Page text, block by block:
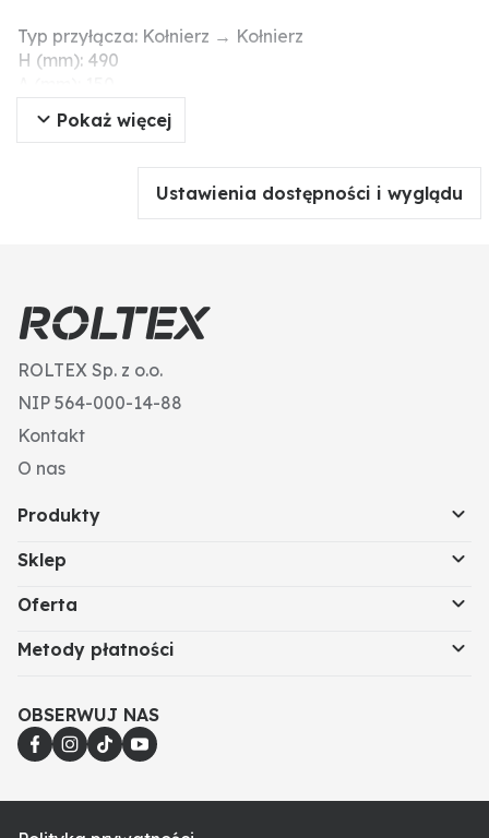
Typ przyłącza: Kołnierz → Kołnierz
H (mm): 490
Zakres temperatury (°C): -20°C → +90°C
Obsługa zasuwy: bez
Szerokość nominalna/cale: 6"
Ø (mm): 143
Wersja: 6"
Szerokość nominalna (mm): 143
do +90°C
Pokaż więcej
Ustawienia dostępności i wyglądu
ROLTEX Sp. z o.o.
NIP 564-000-14-88
Kontakt
O nas
Produkty
Sklep
Oferta
Metody płatności
OBSERWUJ NAS